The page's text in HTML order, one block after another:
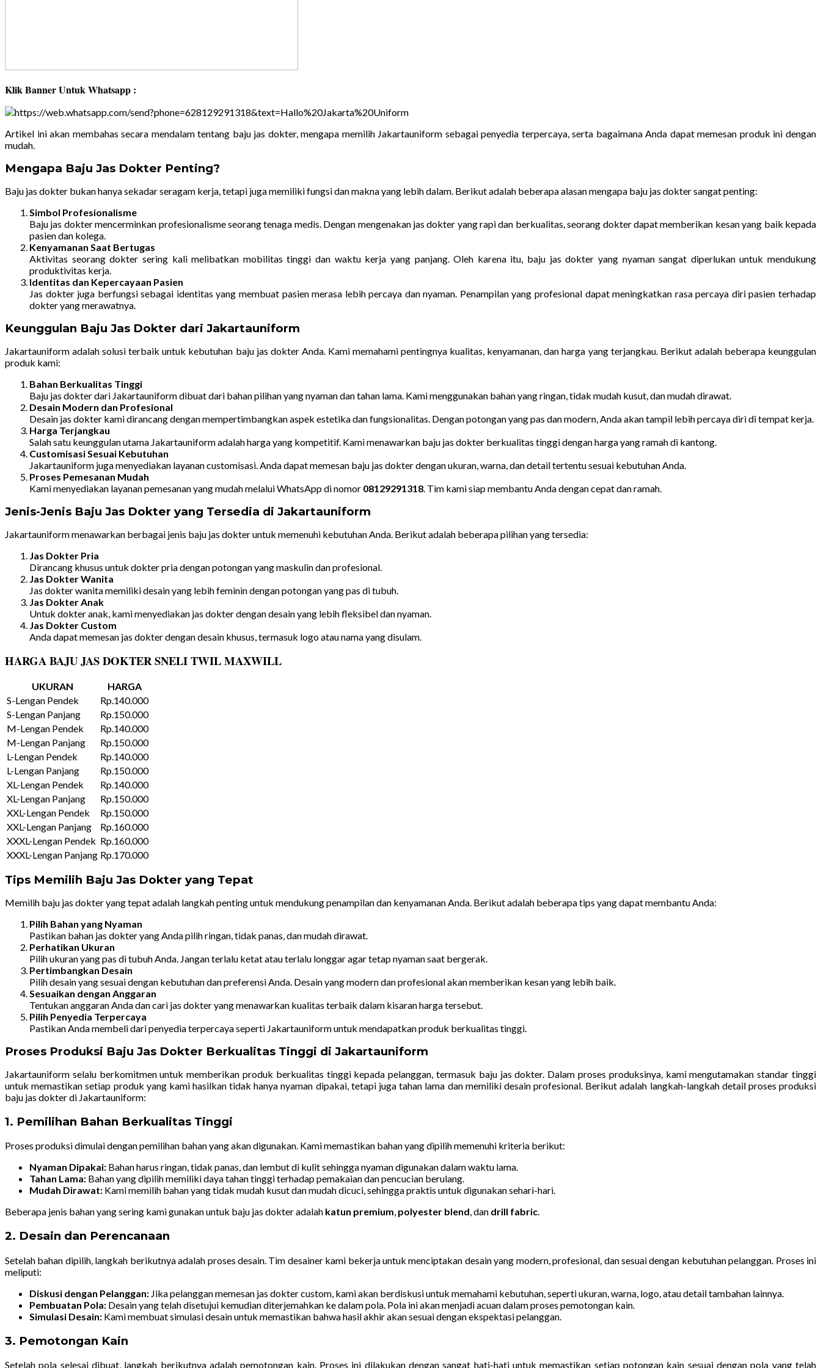
Klik Banner Untuk Whatsapp :
Artikel ini akan membahas secara mendalam tentang baju jas dokter, mengapa memilih Jakartauniform sebagai penyedia terpercaya, serta bagaimana Anda dapat memesan produk ini dengan
mudah.
Mengapa Baju Jas Dokter Penting?
Baju jas dokter bukan hanya sekadar seragam kerja, tetapi juga memiliki fungsi dan makna yang lebih dalam. Berikut adalah beberapa alasan mengapa baju jas dokter sangat penting:
Simbol Profesionalisme
Baju jas dokter mencerminkan profesionalisme seorang tenaga medis. Dengan mengenakan jas dokter yang rapi dan berkualitas, seorang dokter dapat memberikan kesan yang baik kepada
pasien dan kolega.
Kenyamanan Saat Bertugas
Aktivitas seorang dokter sering kali melibatkan mobilitas tinggi dan waktu kerja yang panjang. Oleh karena itu, baju jas dokter yang nyaman sangat diperlukan untuk mendukung
produktivitas kerja.
Identitas dan Kepercayaan Pasien
Jas dokter juga berfungsi sebagai identitas yang membuat pasien merasa lebih percaya dan nyaman. Penampilan yang profesional dapat meningkatkan rasa percaya diri pasien terhadap
dokter yang merawatnya.
Keunggulan Baju Jas Dokter dari Jakartauniform
Jakartauniform adalah solusi terbaik untuk kebutuhan baju jas dokter Anda. Kami memahami pentingnya kualitas, kenyamanan, dan harga yang terjangkau. Berikut adalah beberapa keunggulan
produk kami:
Bahan Berkualitas Tinggi
Baju jas dokter dari Jakartauniform dibuat dari bahan pilihan yang nyaman dan tahan lama. Kami menggunakan bahan yang ringan, tidak mudah kusut, dan mudah dirawat.
Desain Modern dan Profesional
Desain jas dokter kami dirancang dengan mempertimbangkan aspek estetika dan fungsionalitas. Dengan potongan yang pas dan modern, Anda akan tampil lebih percaya diri di tempat kerja.
Harga Terjangkau
Salah satu keunggulan utama Jakartauniform adalah harga yang kompetitif. Kami menawarkan baju jas dokter berkualitas tinggi dengan harga yang ramah di kantong.
Customisasi Sesuai Kebutuhan
Jakartauniform juga menyediakan layanan customisasi. Anda dapat memesan baju jas dokter dengan ukuran, warna, dan detail tertentu sesuai kebutuhan Anda.
Proses Pemesanan Mudah
Kami menyediakan layanan pemesanan yang mudah melalui WhatsApp di nomor 08129291318. Tim kami siap membantu Anda dengan cepat dan ramah.
Jenis-Jenis Baju Jas Dokter yang Tersedia di Jakartauniform
Jakartauniform menawarkan berbagai jenis baju jas dokter untuk memenuhi kebutuhan Anda. Berikut adalah beberapa pilihan yang tersedia:
Jas Dokter Pria
Dirancang khusus untuk dokter pria dengan potongan yang maskulin dan profesional.
Jas Dokter Wanita
Jas dokter wanita memiliki desain yang lebih feminin dengan potongan yang pas di tubuh.
Jas Dokter Anak
Untuk dokter anak, kami menyediakan jas dokter dengan desain yang lebih fleksibel dan nyaman.
Jas Dokter Custom
Anda dapat memesan jas dokter dengan desain khusus, termasuk logo atau nama yang disulam.
HARGA BAJU JAS DOKTER SNELI TWIL MAXWILL
UKURAN
HARGA
S-Lengan Pendek
Rp.140.000
S-Lengan Panjang
Rp.150.000
M-Lengan Pendek
Rp.140.000
M-Lengan Panjang
Rp.150.000
L-Lengan Pendek
Rp.140.000
L-Lengan Panjang
Rp.150.000
XL-Lengan Pendek
Rp.140.000
XL-Lengan Panjang
Rp.150.000
XXL-Lengan Pendek
Rp.150.000
XXL-Lengan Panjang
Rp.160.000
XXXL-Lengan Pendek Rp.160.000
XXXL-Lengan Panjang Rp.170.000
Tips Memilih Baju Jas Dokter yang Tepat
Memilih baju jas dokter yang tepat adalah langkah penting untuk mendukung penampilan dan kenyamanan Anda. Berikut adalah beberapa tips yang dapat membantu Anda:
Pilih Bahan yang Nyaman
Pastikan bahan jas dokter yang Anda pilih ringan, tidak panas, dan mudah dirawat.
Perhatikan Ukuran
Pilih ukuran yang pas di tubuh Anda. Jangan terlalu ketat atau terlalu longgar agar tetap nyaman saat bergerak.
Pertimbangkan Desain
Pilih desain yang sesuai dengan kebutuhan dan preferensi Anda. Desain yang modern dan profesional akan memberikan kesan yang lebih baik.
Sesuaikan dengan Anggaran
Tentukan anggaran Anda dan cari jas dokter yang menawarkan kualitas terbaik dalam kisaran harga tersebut.
Pilih Penyedia Terpercaya
Pastikan Anda membeli dari penyedia terpercaya seperti Jakartauniform untuk mendapatkan produk berkualitas tinggi.
Proses Produksi Baju Jas Dokter Berkualitas Tinggi di Jakartauniform
Jakartauniform selalu berkomitmen untuk memberikan produk berkualitas tinggi kepada pelanggan, termasuk baju jas dokter. Dalam proses produksinya, kami mengutamakan standar tinggi
untuk memastikan setiap produk yang kami hasilkan tidak hanya nyaman dipakai, tetapi juga tahan lama dan memiliki desain profesional. Berikut adalah langkah-langkah detail proses produksi
baju jas dokter di Jakartauniform:
1. Pemilihan Bahan Berkualitas Tinggi
Proses produksi dimulai dengan pemilihan bahan yang akan digunakan. Kami memastikan bahan yang dipilih memenuhi kriteria berikut:
Nyaman Dipakai: Bahan harus ringan, tidak panas, dan lembut di kulit sehingga nyaman digunakan dalam waktu lama.
Tahan Lama: Bahan yang dipilih memiliki daya tahan tinggi terhadap pemakaian dan pencucian berulang.
Mudah Dirawat: Kami memilih bahan yang tidak mudah kusut dan mudah dicuci, sehingga praktis untuk digunakan sehari-hari.
Beberapa jenis bahan yang sering kami gunakan untuk baju jas dokter adalah katun premium, polyester blend, dan drill fabric.
2. Desain dan Perencanaan
Setelah bahan dipilih, langkah berikutnya adalah proses desain. Tim desainer kami bekerja untuk menciptakan desain yang modern, profesional, dan sesuai dengan kebutuhan pelanggan. Proses ini
meliputi:
Diskusi dengan Pelanggan: Jika pelanggan memesan jas dokter custom, kami akan berdiskusi untuk memahami kebutuhan, seperti ukuran, warna, logo, atau detail tambahan lainnya.
Pembuatan Pola: Desain yang telah disetujui kemudian diterjemahkan ke dalam pola. Pola ini akan menjadi acuan dalam proses pemotongan kain.
Simulasi Desain: Kami membuat simulasi desain untuk memastikan bahwa hasil akhir akan sesuai dengan ekspektasi pelanggan.
3. Pemotongan Kain
Setelah pola selesai dibuat, langkah berikutnya adalah pemotongan kain. Proses ini dilakukan dengan sangat hati-hati untuk memastikan setiap potongan kain sesuai dengan pola yang telah